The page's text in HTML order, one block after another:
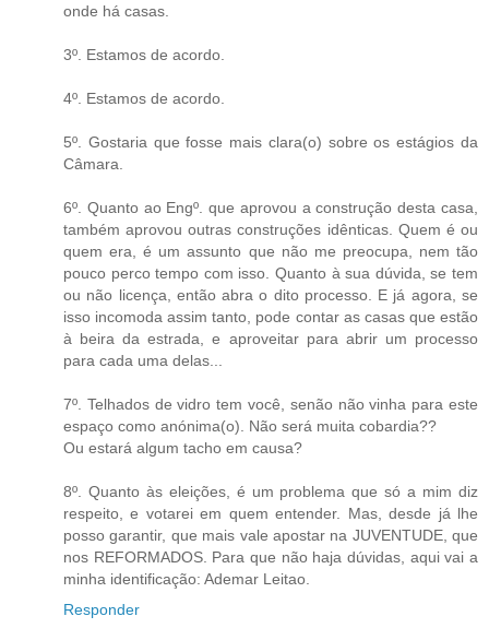
onde há casas.
3º. Estamos de acordo.
4º. Estamos de acordo.
5º. Gostaria que fosse mais clara(o) sobre os estágios da
Câmara.
6º. Quanto ao Engº. que aprovou a construção desta casa,
também aprovou outras construções idênticas. Quem é ou
quem era, é um assunto que não me preocupa, nem tão
pouco perco tempo com isso. Quanto à sua dúvida, se tem
ou não licença, então abra o dito processo. E já agora, se
isso incomoda assim tanto, pode contar as casas que estão
à beira da estrada, e aproveitar para abrir um processo
para cada uma delas...
7º. Telhados de vidro tem você, senão não vinha para este
espaço como anónima(o). Não será muita cobardia??
Ou estará algum tacho em causa?
8º. Quanto às eleições, é um problema que só a mim diz
respeito, e votarei em quem entender. Mas, desde já lhe
posso garantir, que mais vale apostar na JUVENTUDE, que
nos REFORMADOS. Para que não haja dúvidas, aqui vai a
minha identificação: Ademar Leitao.
Responder